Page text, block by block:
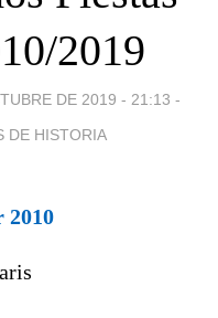
2019
DE 2019 - 21:13 -
DE HISTORIA
2010